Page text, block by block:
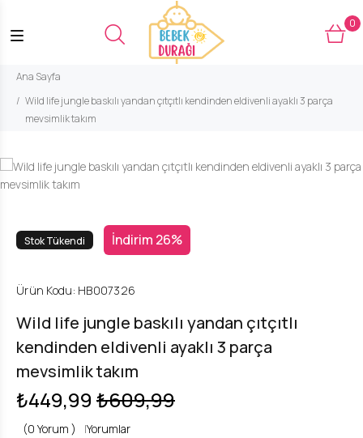
0
Ana Sayfa
Wild life jungle baskılı yandan çıtçıtlı kendinden eldivenli ayaklı 3 parça
mevsimlik takım
Stok Tükendi İndirim 26%
Ürün Kodu: HB007326
Wild life jungle baskılı yandan çıtçıtlı
kendinden eldivenli ayaklı 3 parça
mevsimlik takım
₺449,99 ₺609,99
(0 Yorum ) |Yorumlar